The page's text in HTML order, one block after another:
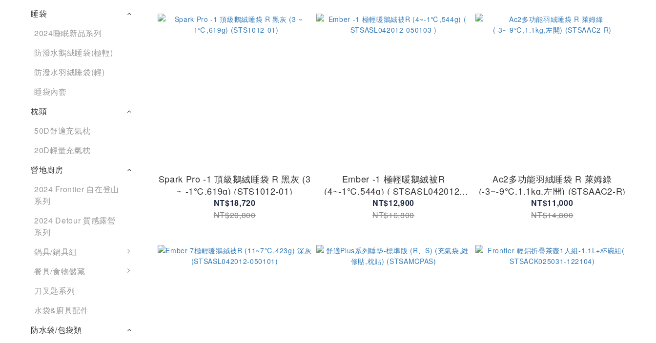
睡袋
2024睡眠新品系列
防潑水鵝絨睡袋(極輕)
防潑水羽絨睡袋(輕)
睡袋內套
枕頭
50D舒適充氣枕
20D輕量充氣枕
營地廚房
2024 Frontier 自在登山
系列
2024 Detour 質感露營
系列
鍋具/鍋具組
餐具/食物儲藏
刀叉匙系列
水袋&廚具配件
防水袋/包袋類
Spark Pro -1 頂級鵝絨睡袋 R 黑灰 (3
~ -1℃,619g) (STS1012-01)
NT$18,720
NT$20,800
Ember -1 極輕暖鵝絨被R
(4~-1℃,544g) ( STSASL042012-
050103 )
NT$12,900
NT$16,800
Ac2多功能羽絨睡袋 R 萊姆綠
(-3~-9℃,1.1kg,左開) (STSAAC2-R)
NT$11,000
NT$14,800